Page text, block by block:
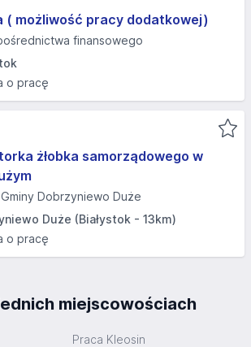
( możliwość pracy dodatkowej)
finansowego
o pracę
żłobka samorządowego w
Dobrzyniewo Duże
Duże (Białystok - 13km)
o pracę
miejscowościach
Praca Kleosin